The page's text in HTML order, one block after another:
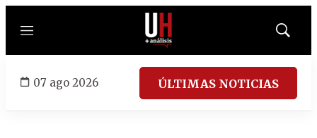
Menú
Mostrar
07 ago 2026 ÚLTIMAS NOTICIAS